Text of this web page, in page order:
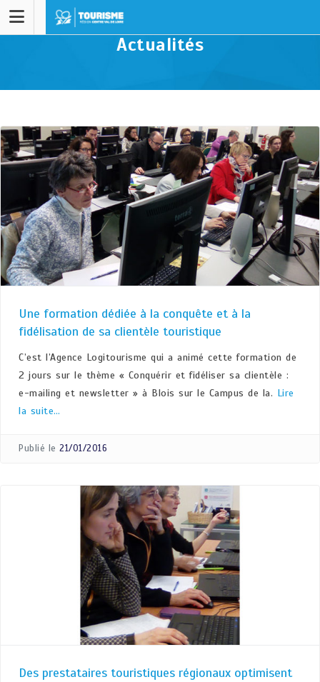
Actualités
Une formation dédiée à la conquête et à la
fidélisation de sa clientèle touristique
C’est l’Agence Logitourisme qui a animé cette formation de
2 jours sur le thème « Conquérir et fidéliser sa clientèle :
e-mailing et newsletter » à Blois sur le Campus de la. Lire
la suite…
Publié le 21/01/2016
Des prestataires touristiques régionaux optimisent